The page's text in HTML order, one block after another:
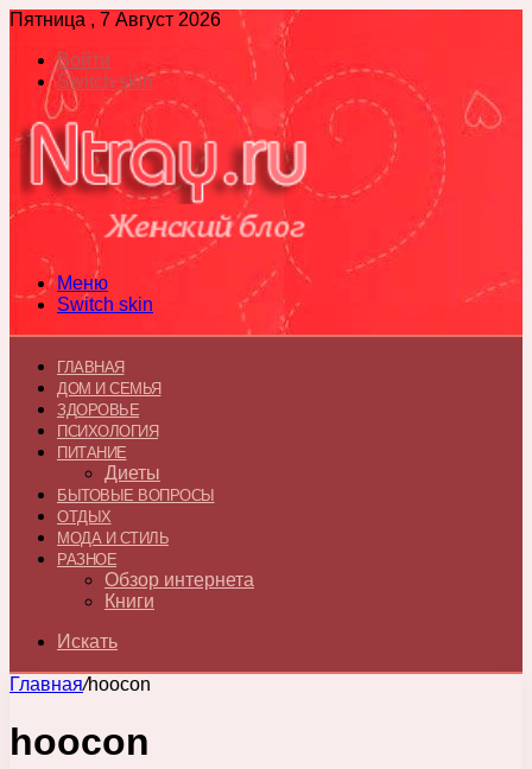
Пятница , 7 Август 2026
Войти
Switch skin
Меню
Switch skin
ГЛАВНАЯ
ДОМ И СЕМЬЯ
ЗДОРОВЬЕ
ПСИХОЛОГИЯ
ПИТАНИЕ
Диеты
БЫТОВЫЕ ВОПРОСЫ
ОТДЫХ
МОДА И СТИЛЬ
РАЗНОЕ
Обзор интернета
Книги
Искать
Главная/hoocon
hoocon